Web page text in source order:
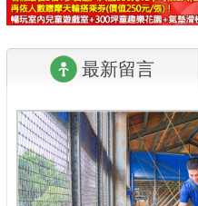
最新留言